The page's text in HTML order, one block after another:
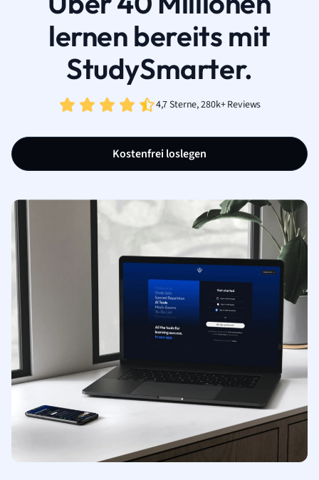
lernen bereits mit
StudySmarter.
4,7 Sterne, 280k+ Reviews
Kostenfrei loslegen